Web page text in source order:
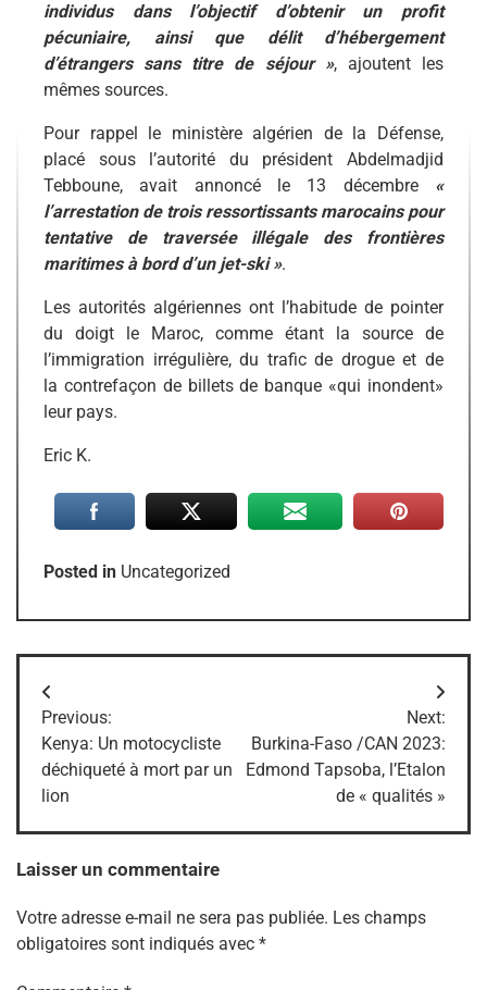
individus dans l’objectif d’obtenir un profit
pécuniaire, ainsi que délit d’hébergement
d’étrangers sans titre de séjour », ajoutent les
mêmes sources.
Pour rappel le ministère algérien de la Défense,
placé sous l’autorité du président Abdelmadjid
Tebboune, avait annoncé le 13 décembre «
l’arrestation de trois ressortissants marocains pour
tentative de traversée illégale des frontières
maritimes à bord d’un jet-ski ».
Les autorités algériennes ont l’habitude de pointer
du doigt le Maroc, comme étant la source de
l’immigration irrégulière, du trafic de drogue et de
la contrefaçon de billets de banque «qui inondent»
leur pays.
Eric K.
Posted in Uncategorized
Navigation
de
l’article
Previous:
Kenya: Un motocycliste
déchiqueté à mort par un
lion
Next:
Burkina-Faso /CAN 2023:
Edmond Tapsoba, l’Etalon
de « qualités »
Laisser un commentaire
Votre adresse e-mail ne sera pas publiée. Les champs
obligatoires sont indiqués avec *